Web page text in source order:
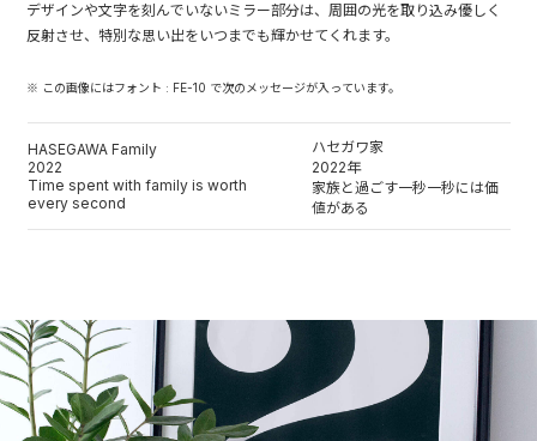
デザインや文字を刻んでいないミラー部分は、周囲の光を取り込み優しく
反射させ、特別な思い出をいつまでも輝かせてくれます。
※ この画像にはフォント : FE-10 で次のメッセージが入っています。
HASEGAWA Family
2022
Time spent with family is worth
every second
ハセガワ家
2022年
家族と過ごす一秒一秒には価
値がある